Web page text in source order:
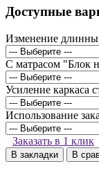
Доступные
Изменение
С матрасом "Блок
Усиление каркаса
Использование
Заказать в 1 клик
В закладки В